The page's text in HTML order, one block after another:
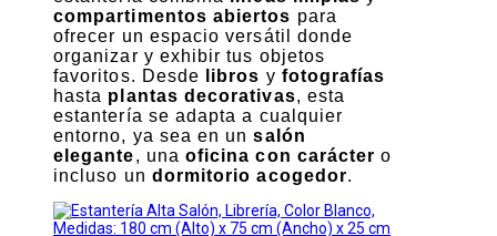
compartimentos abiertos para
ofrecer un espacio versátil donde
organizar y exhibir tus objetos
favoritos. Desde
libros y fotografías
hasta plantas decorativas, esta
estantería se adapta a cualquier
entorno, ya sea en unsalón
elegante, una oficina con carácter o
incluso un dormitorio acogedor.